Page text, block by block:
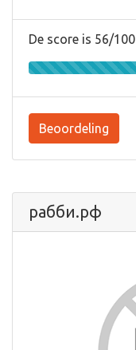
De score is 56/100
Beoordeling
рабби.рф